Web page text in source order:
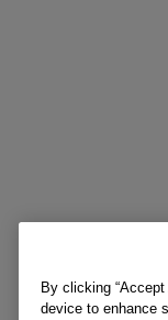
By clicking
device to enhance